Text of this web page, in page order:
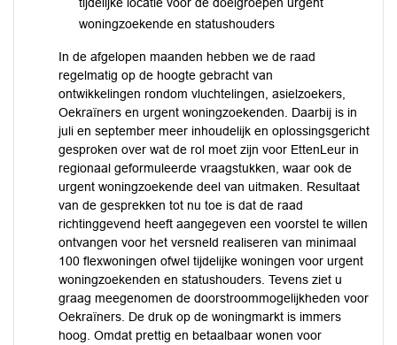
woningzoekende en statushouders
In de afgelopen maanden hebben we de raad
regelmatig op de hoogte gebracht van
ontwikkelingen rondom vluchtelingen, asielzoekers,
Oekraïners en urgent woningzoekenden. Daarbij is in
juli en september meer inhoudelijk en oplossingsgericht
gesproken over wat de rol moet zijn voor EttenLeur in
regionaal geformuleerde vraagstukken, waar ook de
urgent woningzoekende deel van uitmaken. Resultaat
van de gesprekken tot nu toe is dat de raad
richtinggevend heeft aangegeven een voorstel te willen
ontvangen voor het versneld realiseren van minimaal
100 flexwoningen ofwel tijdelijke woningen voor urgent
woningzoekenden en statushouders. Tevens ziet u
graag meegenomen de doorstroommogelijkheden voor
Oekraïners. De druk op de woningmarkt is immers
hoog. Omdat prettig en betaalbaar wonen voor